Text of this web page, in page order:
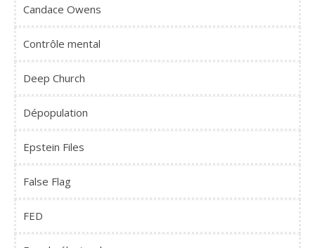
Candace Owens
Contrôle mental
Deep Church
Dépopulation
Epstein Files
False Flag
FED